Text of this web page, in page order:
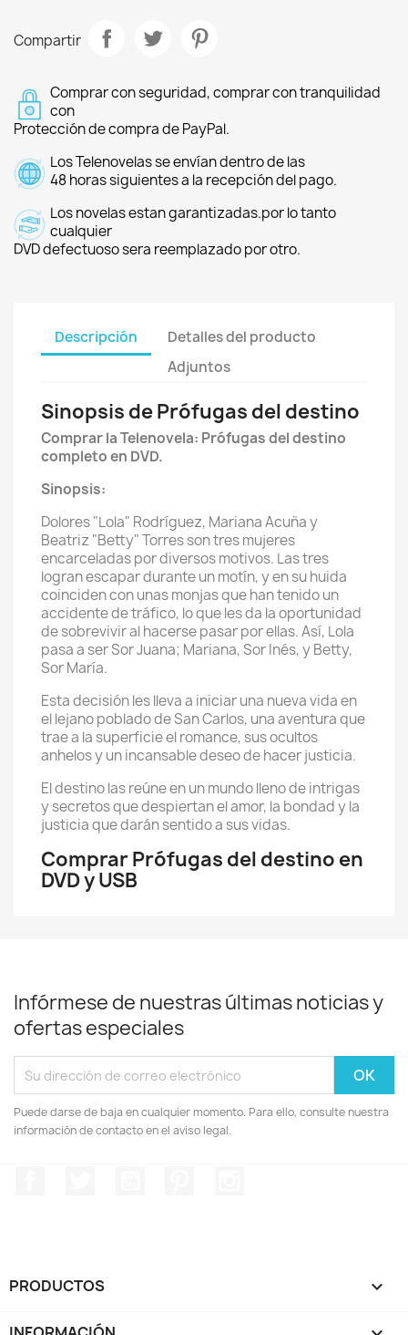
Compartir
Comprar con seguridad, comprar con tranquilidad
con
Protección de compra de PayPal.
Los Telenovelas se envían dentro de las
48 horas siguientes a la recepción del pago.
Los novelas estan garantizadas.por lo tanto
cualquier
DVD defectuoso sera reemplazado por otro.
Descripción
Detalles del producto
Adjuntos
Sinopsis de Prófugas del destino
Comprar la Telenovela: Prófugas del destino
completo en DVD.
Sinopsis:
Dolores "Lola" Rodríguez, Mariana Acuña y
Beatriz "Betty" Torres son tres mujeres
encarceladas por diversos motivos. Las tres
logran escapar durante un motín, y en su huida
coinciden con unas monjas que han tenido un
accidente de tráfico, lo que les da la oportunidad
de sobrevivir al hacerse pasar por ellas. Así, Lola
pasa a ser Sor Juana; Mariana, Sor Inés, y Betty,
Sor María.
Esta decisión les lleva a iniciar una nueva vida en
el lejano poblado de San Carlos, una aventura que
trae a la superficie el romance, sus ocultos
anhelos y un incansable deseo de hacer justicia.
El destino las reúne en un mundo lleno de intrigas
y secretos que despiertan el amor, la bondad y la
justicia que darán sentido a sus vidas.
Comprar Prófugas del destino en
DVD y USB
Infórmese de nuestras últimas noticias y
ofertas especiales
Puede darse de baja en cualquier momento. Para ello, consulte nuestra
información de contacto en el aviso legal.
PRODUCTOS 